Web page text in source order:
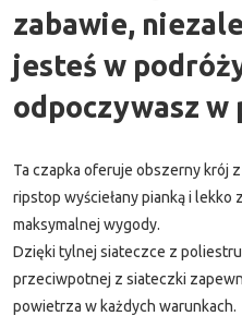
zabawie,
jesteś w
odpoczywasz w
Ta czapka oferuje obszerny krój
ripstop wyściełany pianką i
maksymalnej wygody.
Dzięki tylnej siateczce z
przeciwpotnej z siateczki
powietrza w każdych warunkach.